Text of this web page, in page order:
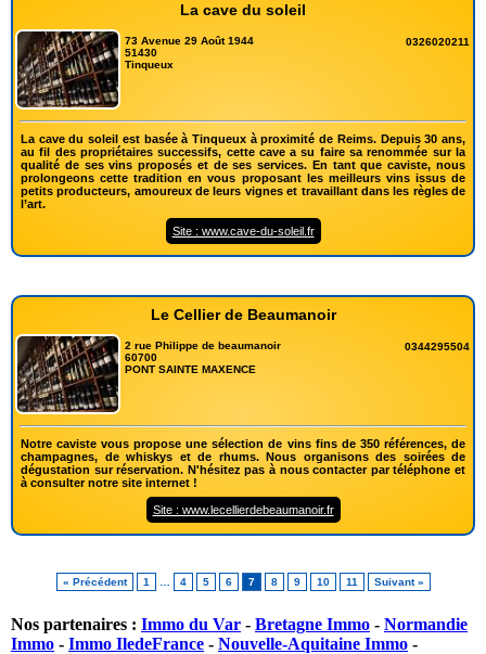
La cave du soleil
73 Avenue 29 Août 1944
51430
Tinqueux
0326020211
La cave du soleil est basée à Tinqueux à proximité de Reims. Depuis 30 ans,
au fil des propriétaires successifs, cette cave a su faire sa renommée sur la
qualité de ses vins proposés et de ses services. En tant que caviste, nous
prolongeons cette tradition en vous proposant les meilleurs vins issus de
petits producteurs, amoureux de leurs vignes et travaillant dans les règles de
l’art.
Site : www.cave-du-soleil.fr
Le Cellier de Beaumanoir
2 rue Philippe de beaumanoir
60700
PONT SAINTE MAXENCE
0344295504
Notre caviste vous propose une sélection de vins fins de 350 références, de
champagnes, de whiskys et de rhums. Nous organisons des soirées de
dégustation sur réservation. N'hésitez pas à nous contacter par téléphone et
à consulter notre site internet !
Site : www.lecellierdebeaumanoir.fr
« Précédent 1 … 4 5 6 7 8 9 10 11 Suivant »
Nos partenaires : Immo du Var - Bretagne Immo - Normandie
Immo - Immo IledeFrance - Nouvelle-Aquitaine Immo -